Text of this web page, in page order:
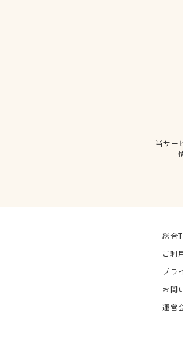
当サー
総合
ご利
プラ
お問
運営